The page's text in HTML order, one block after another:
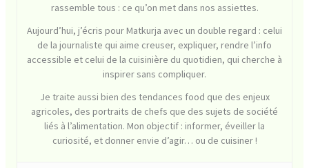
rassemble tous : ce qu’on met dans nos assiettes.
Aujourd’hui, j’écris pour Matkurja avec un double regard : celui
de la journaliste qui aime creuser, expliquer, rendre l’info
accessible et celui de la cuisinière du quotidien, qui cherche à
inspirer sans compliquer.
Je traite aussi bien des tendances food que des enjeux
agricoles, des portraits de chefs que des sujets de société
liés à l’alimentation. Mon objectif : informer, éveiller la
curiosité, et donner envie d’agir… ou de cuisiner !